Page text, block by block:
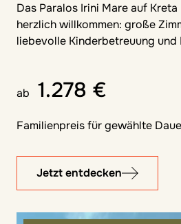
Das Paralos Irini Mare auf
herzlich willkommen: große
liebevolle Kinderbetreuung und
ab 1.278 €
Familienpreis für gewählte
Jetzt entdecken